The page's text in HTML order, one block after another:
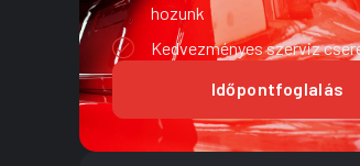
hozunk
Kedvezményes szerviz
Időpontfoglalás